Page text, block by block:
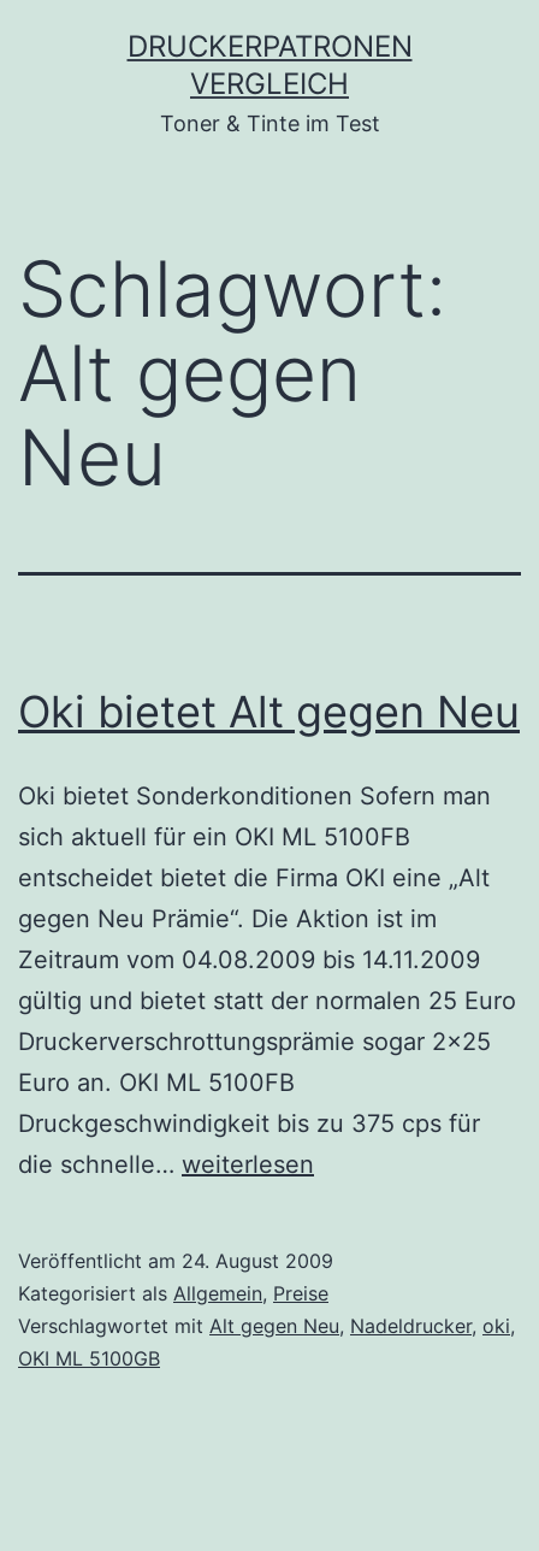
DRUCKERPATRONEN
VERGLEICH
Toner & Tinte im Test
Schlagwort:
Alt gegen
Neu
Oki bietet Alt gegen Neu
Oki bietet Sonderkonditionen Sofern man
sich aktuell für ein OKI ML 5100FB
entscheidet bietet die Firma OKI eine „Alt
gegen Neu Prämie“. Die Aktion ist im
Zeitraum vom 04.08.2009 bis 14.11.2009
gültig und bietet statt der normalen 25 Euro
Druckerverschrottungsprämie sogar 2×25
Euro an. OKI ML 5100FB
Druckgeschwindigkeit bis zu 375 cps für
die schnelle… Oki
gegen
Neu
weiterlesen
Veröffentlicht am 24. August 2009
Kategorisiert als Allgemein, Preise
Verschlagwortet mit Alt gegen Neu, Nadeldrucker, oki,
OKI ML 5100GB